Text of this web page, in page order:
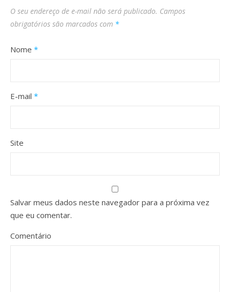
O seu endereço de e-mail não será publicado. Campos
obrigatórios são marcados com *
Nome *
E-mail *
Site
Salvar meus dados neste navegador para a próxima vez
que eu comentar.
Comentário